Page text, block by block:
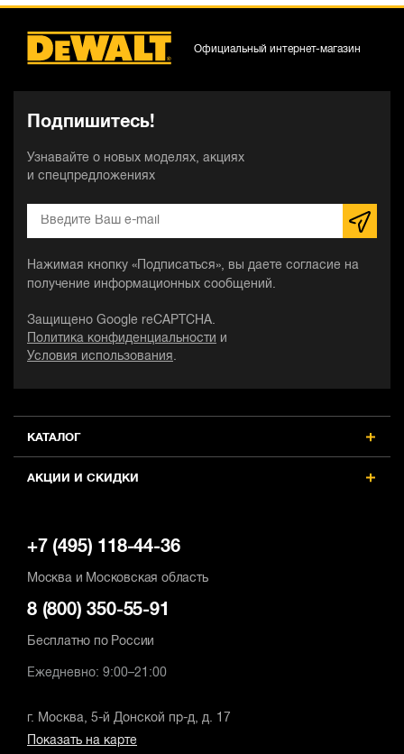
КАТАЛОГ
АКЦИИ И СКИДКИ
Подпишитесь!
Узнавайте о новых моделях, акциях
и спецпредложениях
Нажимая кнопку «Подписаться», вы даете согласие на
получение информационных сообщений.
Защищено Google reCAPTCHA.
Политика конфиденциальности
и
Условия использования .
Официальный интернет-магазин
+7 (495) 118-44-36
Москва и Московская область
8 (800) 350-55-91
Бесплатно по России
Ежедневно: 9:00–21:00
г. Москва, 5-й Донской пр-д, д. 17
Показать на карте